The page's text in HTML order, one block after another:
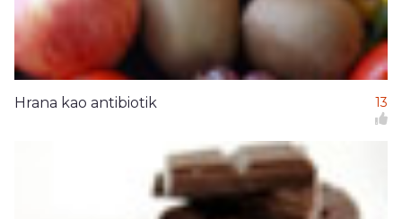
Hrana kao antibiotik 13